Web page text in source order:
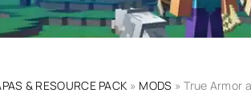
& RESOURCE PACK » MODS » True Armor